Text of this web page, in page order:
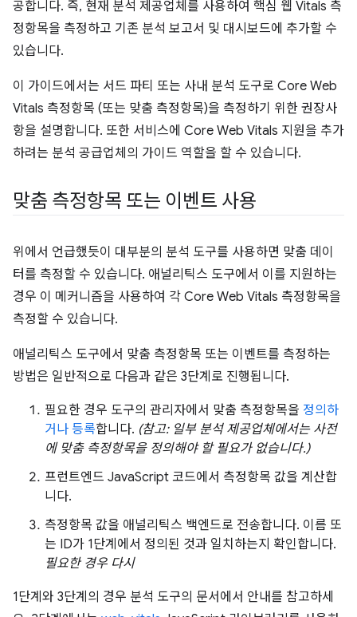
공합니다. 즉, 현재 분석 제공업체를 사용하여 핵심 웹 Vitals 측
정항목을 측정하고 기존 분석 보고서 및 대시보드에 추가할 수
있습니다.
이 가이드에서는 서드 파티 또는 사내 분석 도구로 Core Web
Vitals 측정항목 (또는 맞춤 측정항목)을 측정하기 위한 권장사
항을 설명합니다. 또한 서비스에 Core Web Vitals 지원을 추가
하려는 분석 공급업체의 가이드 역할을 할 수 있습니다.
맞춤 측정항목 또는 이벤트 사용
위에서 언급했듯이 대부분의 분석 도구를 사용하면 맞춤 데이
터를 측정할 수 있습니다. 애널리틱스 도구에서 이를 지원하는
경우 이 메커니즘을 사용하여 각 Core Web Vitals 측정항목을
측정할 수 있습니다.
애널리틱스 도구에서 맞춤 측정항목 또는 이벤트를 측정하는
방법은 일반적으로 다음과 같은 3단계로 진행됩니다.
필요한 경우 도구의 관리자에서 맞춤 측정항목을 정의하
거나 등록합니다. (참고: 일부 분석 제공업체에서는 사전
에 맞춤 측정항목을 정의해야 할 필요가 없습니다.)
프런트엔드 JavaScript 코드에서 측정항목 값을 계산합
니다.
측정항목 값을 애널리틱스 백엔드로 전송합니다. 이름 또
는 ID가 1단계에서 정의된 것과 일치하는지 확인합니다.
필요한 경우 다시
1단계와 3단계의 경우 분석 도구의 문서에서 안내를 참고하세